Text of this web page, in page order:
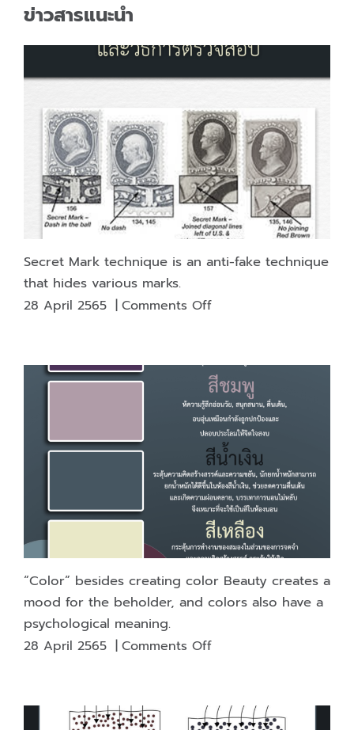
ข่าวสารแนะนำ
Secret Mark technique is an anti-fake technique
that hides various marks.
28 April 2565 | Comments Offon
technique
is
an
anti-
fake
technique
that
hides
various
marks.
“Color” besides creating color Beauty creates a
mood for the beholder, and colors also have a
psychological meaning.
28 April 2565 | Comments Offon
creating
color